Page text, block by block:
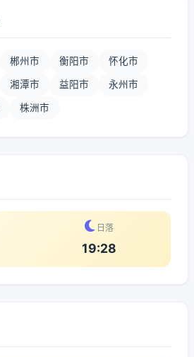
郴州市 衡阳市 怀化市
湘潭市 益阳市 永州市
株洲市
日落
19:28